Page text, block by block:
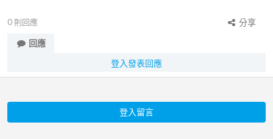
0 則回應
分享
回應
登入發表回應
登入留言